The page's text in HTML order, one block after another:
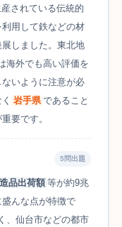
されている伝統的
用して鉄などの材
しました。東北地
海外でも高い評価を
いように注意が必
岩手県 であること
要です。
5問出題
品出荷額 等が約9兆
んな点が特徴で
、仙台市などの都市